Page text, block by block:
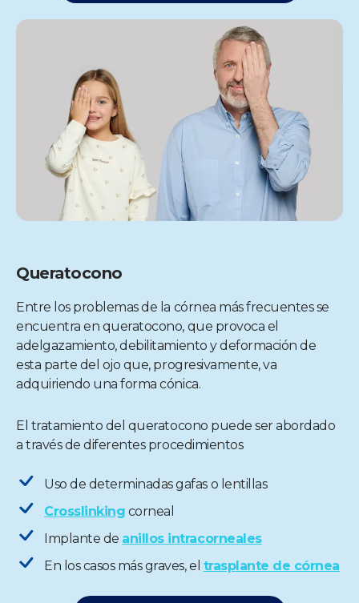
Queratocono
Entre los problemas de la córnea más frecuentes se
encuentra en queratocono, que provoca el
adelgazamiento, debilitamiento y deformación de
esta parte del ojo que, progresivamente, va
adquiriendo una forma cónica.
El tratamiento del queratocono puede ser abordado
a través de diferentes procedimientos
Uso de determinadas gafas o lentillas
Crosslinking corneal
Implante de anillos intracorneales
En los casos más graves, el trasplante de córnea